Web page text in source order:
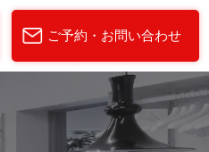
ご予約・お問い合わせ